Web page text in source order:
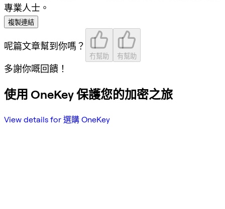
專業人士。
複製連結
呢篇文章幫到你嗎？
冇幫助 有幫助
多謝你嘅回饋！
使用 OneKey 保護您的加密之旅
View details for 選購 OneKey